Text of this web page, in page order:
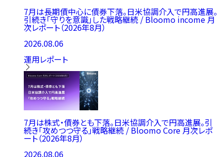
7月は長期債中心に債券下落。日米協調介入で円高進展。
引続き「守りを意識」した戦略継続 / Bloomo income 月
次レポート（2026年8月）
2026.08.06
運用レポート
7月は株式・債券とも下落。日米協調介入で円高進展。引
続き「攻めつつ守る」戦略継続 / Bloomo Core 月次レポ
ート（2026年8月）
2026.08.06